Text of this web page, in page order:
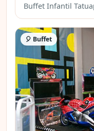
Buffet Infantil
🎈 Buffet